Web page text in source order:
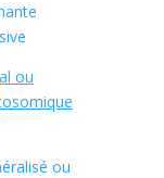
ou
ou